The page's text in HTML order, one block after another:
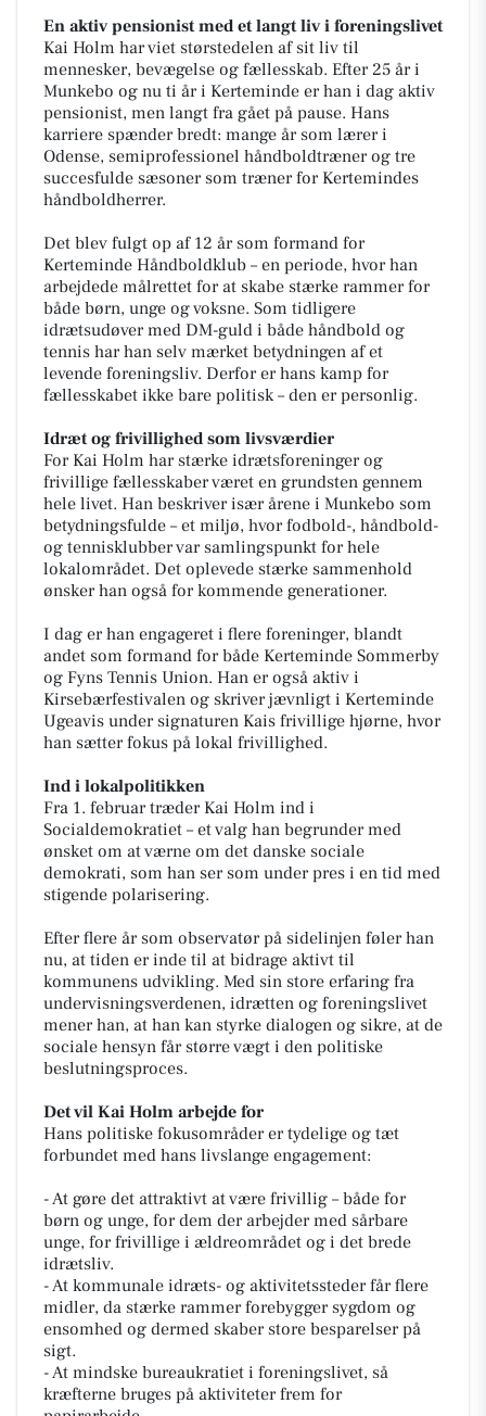
En aktiv pensionist med et langt liv i foreningslivet
Kai Holm har viet størstedelen af sit liv til
mennesker, bevægelse og fællesskab. Efter 25 år i
Munkebo og nu ti år i Kerteminde er han i dag aktiv
pensionist, men langt fra gået på pause. Hans
karriere spænder bredt: mange år som lærer i
Odense, semiprofessionel håndboldtræner og tre
succesfulde sæsoner som træner for Kertemindes
håndboldherrer.
Det blev fulgt op af 12 år som formand for
Kerteminde Håndboldklub – en periode, hvor han
arbejdede målrettet for at skabe stærke rammer for
både børn, unge og voksne. Som tidligere
idrætsudøver med DM-guld i både håndbold og
tennis har han selv mærket betydningen af et
levende foreningsliv. Derfor er hans kamp for
fællesskabet ikke bare politisk – den er personlig.
Idræt og frivillighed som livsværdier
For Kai Holm har stærke idrætsforeninger og
frivillige fællesskaber været en grundsten gennem
hele livet. Han beskriver især årene i Munkebo som
betydningsfulde – et miljø, hvor fodbold-, håndbold-
og tennisklubber var samlingspunkt for hele
lokalområdet. Det oplevede stærke sammenhold
ønsker han også for kommende generationer.
I dag er han engageret i flere foreninger, blandt
andet som formand for både Kerteminde Sommerby
og Fyns Tennis Union. Han er også aktiv i
Kirsebærfestivalen og skriver jævnligt i Kerteminde
Ugeavis under signaturen Kais frivillige hjørne, hvor
han sætter fokus på lokal frivillighed.
Ind i lokalpolitikken
Fra 1. februar træder Kai Holm ind i
Socialdemokratiet – et valg han begrunder med
ønsket om at værne om det danske sociale
demokrati, som han ser som under pres i en tid med
stigende polarisering.
Efter flere år som observatør på sidelinjen føler han
nu, at tiden er inde til at bidrage aktivt til
kommunens udvikling. Med sin store erfaring fra
undervisningsverdenen, idrætten og foreningslivet
mener han, at han kan styrke dialogen og sikre, at de
sociale hensyn får større vægt i den politiske
beslutningsproces.
Det vil Kai Holm arbejde for
Hans politiske fokusområder er tydelige og tæt
forbundet med hans livslange engagement:
- At gøre det attraktivt at være frivillig – både for
børn og unge, for dem der arbejder med sårbare
unge, for frivillige i ældreområdet og i det brede
idrætsliv.
- At kommunale idræts- og aktivitetssteder får flere
midler, da stærke rammer forebygger sygdom og
ensomhed og dermed skaber store besparelser på
sigt.
- At mindske bureaukratiet i foreningslivet, så
kræfterne bruges på aktiviteter frem for